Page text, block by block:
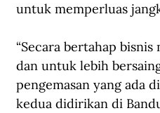
untuk memperluas
“Secara bertahap bisnis
dan untuk lebih
pengemasan yang ada
kedua didirikan di